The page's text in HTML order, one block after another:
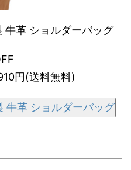
牛革 ショルダーバッグ
円(送料無料)
牛革 ショルダーバッグ